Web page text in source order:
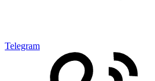
Telegram